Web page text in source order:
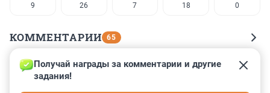
9 26 7 18 0
КОММЕНТАРИИ 65
Гость
10 июня, 12:33
Получай награды за комментарии и другие
задания!